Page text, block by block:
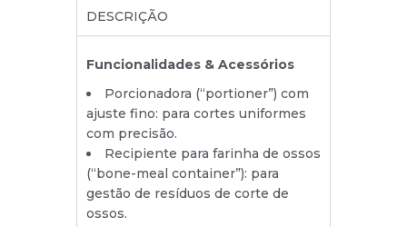
DESCRIÇÃO
Funcionalidades & Acessórios
Porcionadora (“portioner”) com
ajuste fino: para cortes uniformes
com precisão.
Recipiente para farinha de ossos
(“bone-meal container”): para
gestão de resíduos de corte de
ossos.